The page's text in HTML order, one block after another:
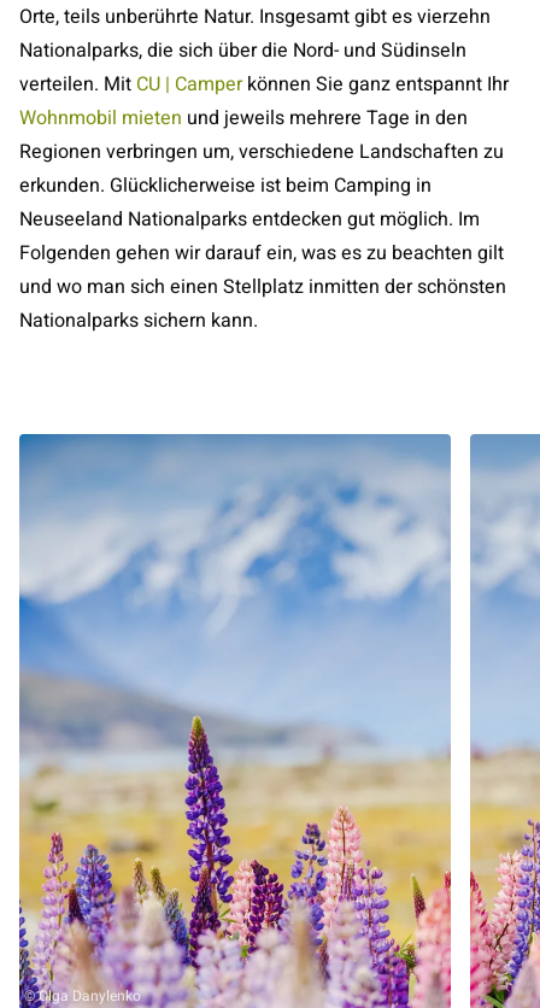
Orte, teils unberührte Natur. Insgesamt gibt es vierzehn
Nationalparks, die sich über die Nord- und Südinseln
verteilen. Mit CU | Camperkönnen Sie ganz entspannt Ihr
Wohnmobil mieten und jeweils mehrere Tage in den
Regionen verbringen um, verschiedene Landschaften zu
erkunden. Glücklicherweise ist beim Camping in
Neuseeland Nationalparks entdecken gut möglich. Im
Folgenden gehen wir darauf ein, was es zu beachten gilt
und wo man sich einen Stellplatz inmitten der schönsten
Nationalparks sichern kann.
©Olga Danylenko